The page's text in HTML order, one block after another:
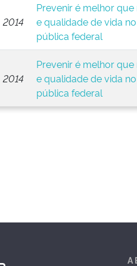
2014
Prevenir é melhor
e qualidade de vida
pública federal
2014
Prevenir é melhor
e qualidade de vida
pública federal
A